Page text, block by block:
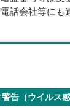
話会社等にも
告（ウイルス感